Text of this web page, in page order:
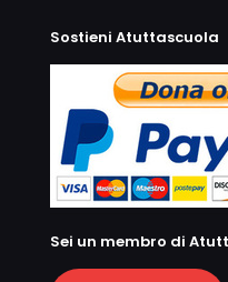
Sostieni Atuttascuola
Sei un membro di